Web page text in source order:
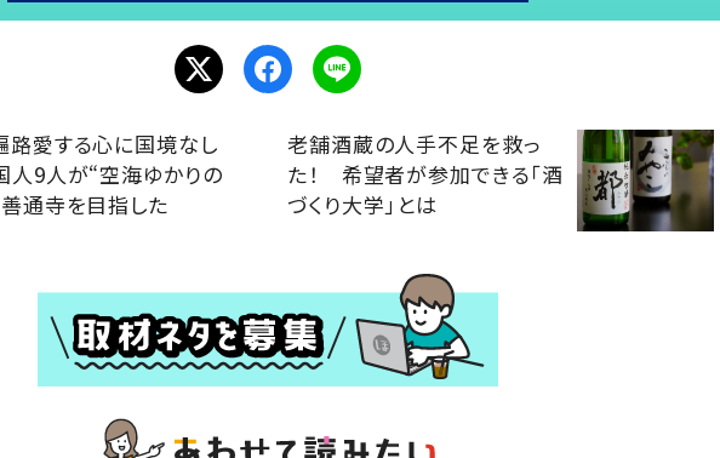
路愛する心に国境なし
人9人が“空海ゆかりの
通寺を目指した
老舗酒蔵の人手不足を救っ
た！ 希望者が参加できる「酒
づくり大学」とは